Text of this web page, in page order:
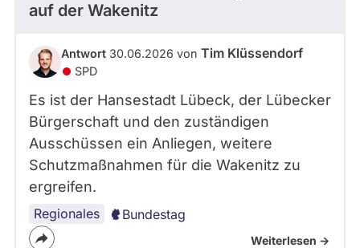
auf der Wakenitz
Antwort 30.06.2026 von Tim Klüssendorf
SPD
Es ist der Hansestadt Lübeck, der Lübecker
Bürgerschaft und den zuständigen
Ausschüssen ein Anliegen, weitere
Schutzmaßnahmen für die Wakenitz zu
ergreifen.
Regionales Bundestag
Weiterlesen ->